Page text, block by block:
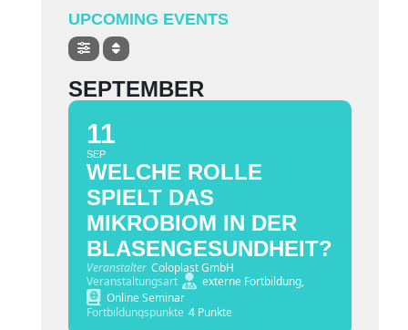
UPCOMING EVENTS
SEPTEMBER
11
SEP
WELCHE ROLLE
SPIELT DAS
MIKROBIOM IN DER
BLASENGESUNDHEIT?
Veranstalter Coloplast GmbH
Veranstaltungsart
externe Fortbildung,
Online Seminar
Fortbildungspunkte 4 Punkte